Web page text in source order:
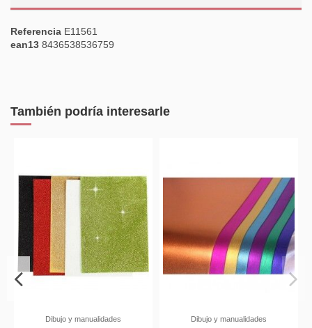
Referencia E11561
ean13 8436538536759
También podría interesarle
HERRAMIENTAS, ÚTILES Y
PEGAMENTOS,